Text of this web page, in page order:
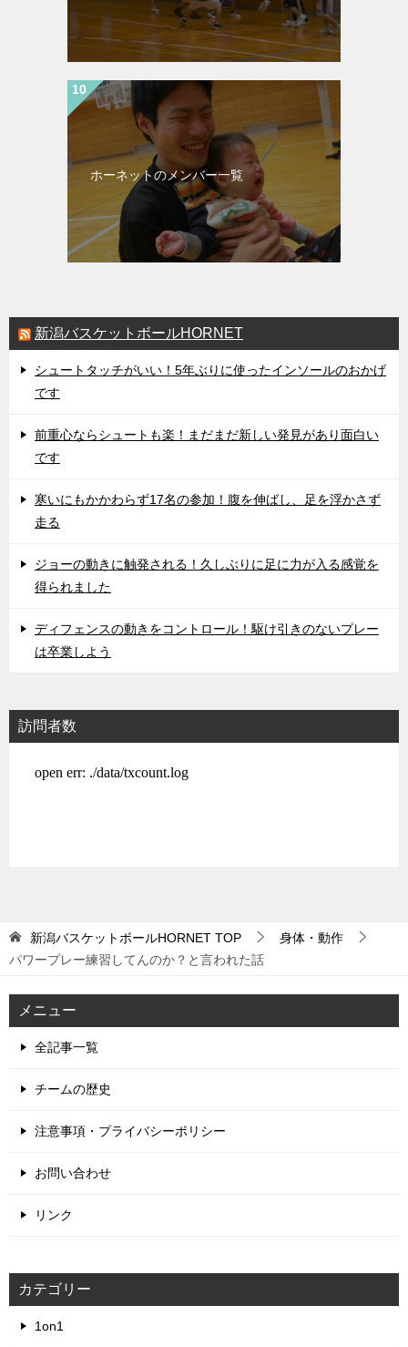
ホーネットのメンバー一覧
新潟バスケットボールHORNET
シュートタッチがいい！5年ぶりに使ったインソールのおかげ
です
前重心ならシュートも楽！まだまだ新しい発見があり面白い
です
寒いにもかかわらず17名の参加！腹を伸ばし、足を浮かさず
走る
ジョーの動きに触発される！久しぶりに足に力が入る感覚を
得られました
ディフェンスの動きをコントロール！駆け引きのないプレー
は卒業しよう
訪問者数
新潟バスケットボールHORNET TOP
身体・動作
パワープレー練習してんのか？と言われた話
メニュー
全記事一覧
チームの歴史
注意事項・プライバシーポリシー
お問い合わせ
リンク
カテゴリー
1on1